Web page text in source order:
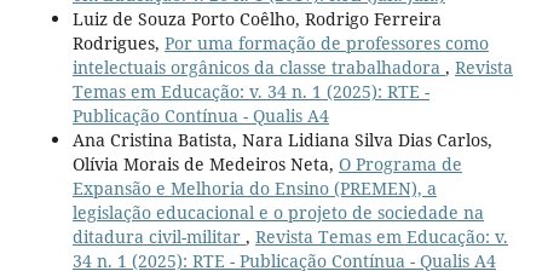
Luiz de Souza Porto Coêlho, Rodrigo Ferreira
Rodrigues, Por uma formação de professores como
intelectuais orgânicos da classe trabalhadora , Revista
Temas em Educação: v. 34 n. 1 (2025): RTE -
Publicação Contínua - Qualis A4
Ana Cristina Batista, Nara Lidiana Silva Dias Carlos,
Olívia Morais de Medeiros Neta, O Programa de
Expansão e Melhoria do Ensino (PREMEN), a
legislação educacional e o projeto de sociedade na
ditadura civil-militar , Revista Temas em Educação: v.
34 n. 1 (2025): RTE - Publicação Contínua - Qualis A4